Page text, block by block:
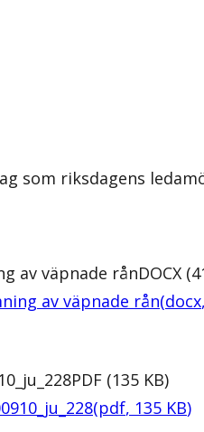
som riksdagens
av väpnade rånDOCX (
av väpnade rån(docx,
PDF (135 KB)
(pdf, 135 KB)